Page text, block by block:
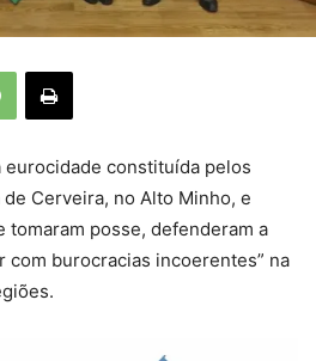
constituída pelos
Cerveira, no Alto Minho, e
tomaram posse, defenderam a
com burocracias incoerentes” na